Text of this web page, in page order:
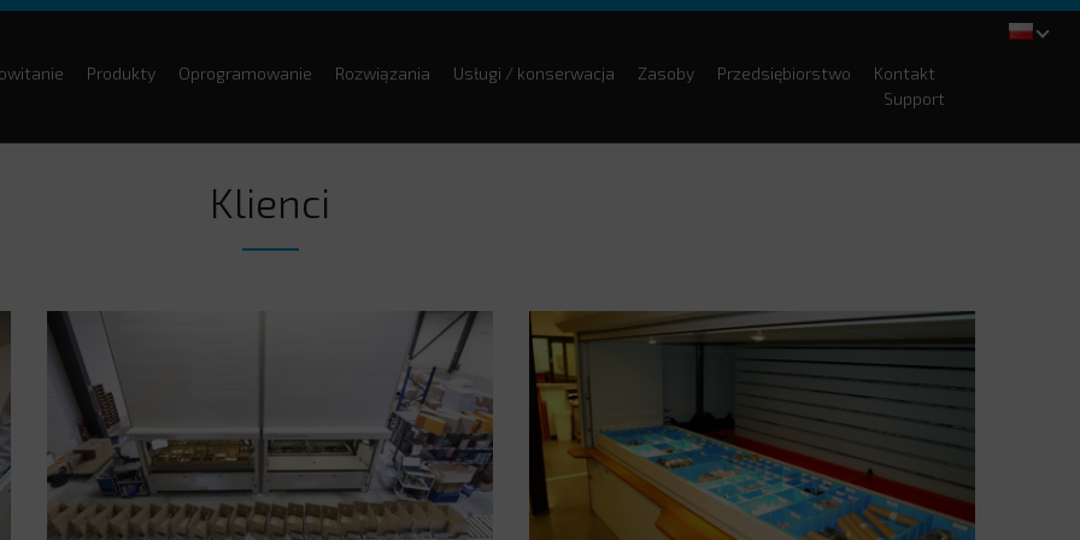
Produkty Oprogramowanie Rozwiązania Usługi / konserwacja Zasoby Przedsiębiorstwo
Kontakt
Support
Klienci